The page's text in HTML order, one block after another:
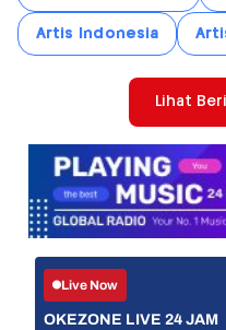
Artis Indonesia
Lihat
Live Now
OKEZONE LIVE 24 JAM